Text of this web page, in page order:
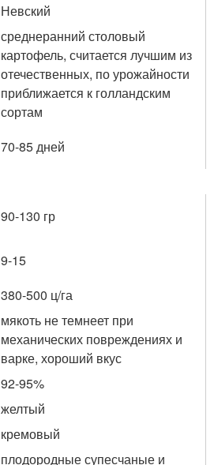
Невский
среднеранний столовый
картофель, считается лучшим из
отечественных, по урожайности
приближается к голландским
сортам
70-85 дней
90-130 гр
9-15
380-500 ц/га
мякоть не темнеет при
механических повреждениях и
варке, хороший вкус
92-95%
желтый
кремовый
плодородные супесчаные и